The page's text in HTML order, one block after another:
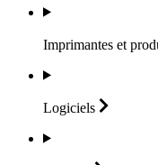
Imprimantes et
Logiciels